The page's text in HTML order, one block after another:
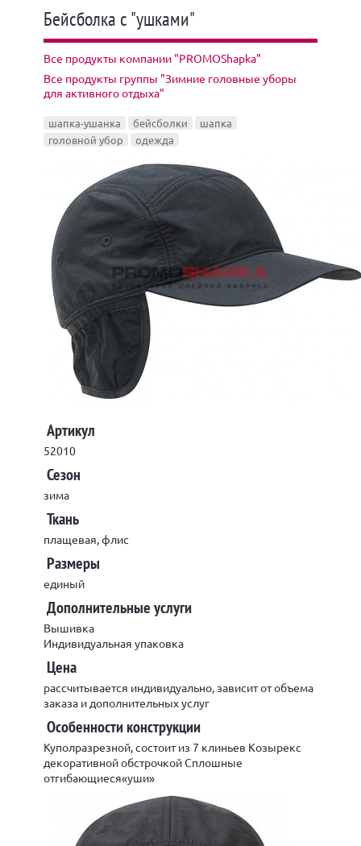
Бейсболка с "ушками"
Все продукты компании "PROMOShapka"
Все продукты группы "Зимние головные уборы
для активного отдыха"
шапка-ушанка бейсболки
шапка
головной убор
одежда
Артикул
52010
Сезон
зима
Ткань
плащевая, флис
Размеры
единый
Дополнительные услуги
Вышивка
Индивидуальная упаковка
Цена
рассчитывается индивидуально, зависит от объема
заказа и дополнительных услуг
Особенности конструкции
Куполразрезной, состоит из 7 клиньев Козырекс
декоративной обстрочкой Сплошные
отгибающиеся«уши»